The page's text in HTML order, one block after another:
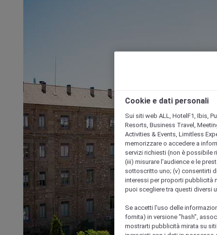
Cookie e dati personali
Sui siti web ALL, HotelF1, Ibis,
Resorts, Business Travel,
Activities & Events, Limitless
memorizzare o accedere a
servizi richiesti (non è possibile
(iii) misurare l'audience e le
sottoscritto uno; (v) consentirti
interessi per proporti pubblicità
puoi scegliere tra questi diversi
Se accetti l'uso delle
fornita) in versione "hash",
mostrarti pubblicità mirata su